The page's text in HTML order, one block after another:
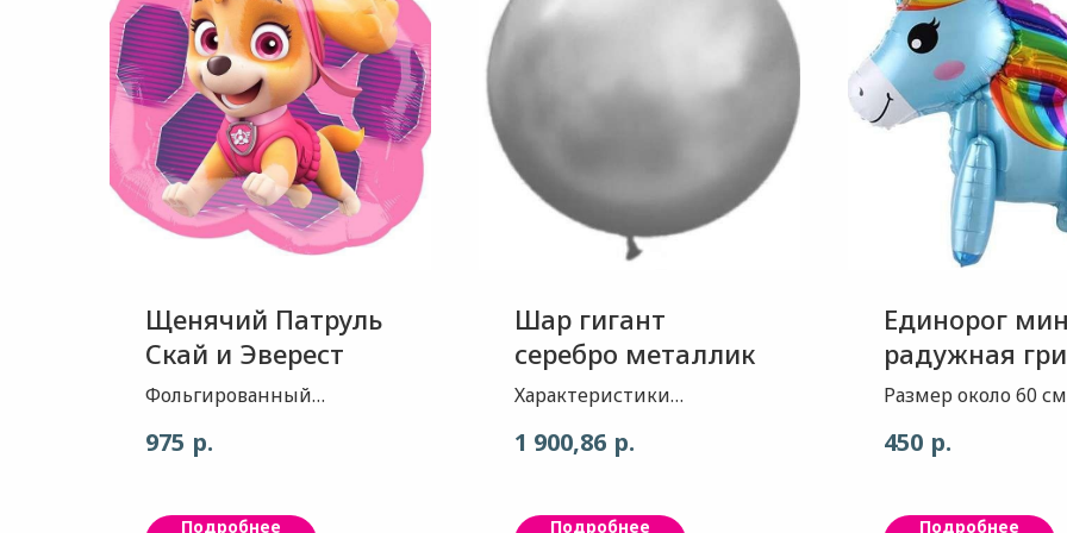
Щенячий Патруль
Скай и Эверест
Фольгированный
прекрасно подходит для
праздников, а также
975 р.
Подробнее
Шар гигант
серебро металлик
Характеристики
металлик 2. Цвет-
метра. 4. Производитель:
1 900,86 р.
Подробнее
Единорог
радужная
голубой
Размер около 60
пол.
450 р.
Подробнее